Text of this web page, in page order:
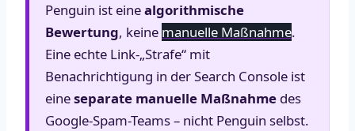
Penguin ist einealgorithmische
Bewertung, keine manuelle Maßnahme.
Eine echte Link-„Strafe“ mit
Benachrichtigung in der Search Console ist
eineseparate manuelle Maßnahme des
Google-Spam-Teams – nicht Penguin selbst.